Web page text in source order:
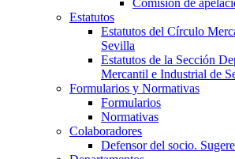
Comisión de
Estatutos
Estatutos del Círculo
Sevilla
Estatutos de la Sección
Mercantil e Industrial de
Formularios y Normativas
Formularios
Normativas
Colaboradores
Defensor del socio.